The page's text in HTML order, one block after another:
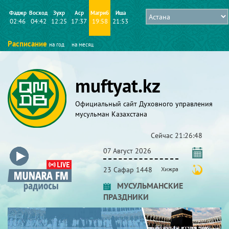
Фаджр
02:46
Восход
04:42
Зухр
12:25
Аср
17:37
Магриб
19:58
Иша
21:53
Расписание на год на месяц
muftyat.kz
Официальный сайт Духовного управления
мусульман Казахстана
Сейчас 21:26:48
07 Август 2026
23 Сафар 1448 Хижра
МУСУЛЬМАНСКИЕ
ПРАЗДНИКИ